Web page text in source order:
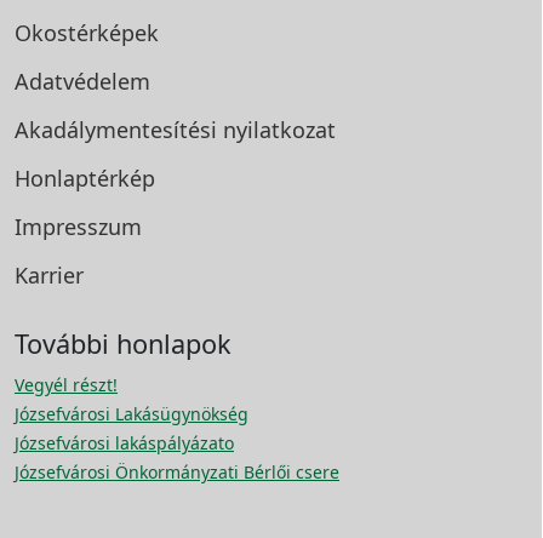
Okostérképek
Adatvédelem
Akadálymentesítési nyilatkozat
Honlaptérkép
Impresszum
Karrier
További honlapok
Vegyél részt!
Józsefvárosi Lakásügynökség
Józsefvárosi lakáspályázato
Józsefvárosi Önkormányzati Bérlői csere